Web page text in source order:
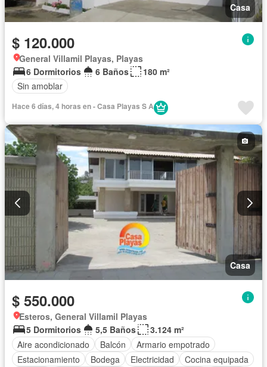
Casa
$ 120.000
General Villamil Playas, Playas
6 Dormitorios
6 Baños
180 m²
Sin amoblar
Hace 6 días, 4 horas en - Casa Playas S A
Casa
$ 550.000
Esteros, General Villamil Playas
5 Dormitorios
5,5 Baños
3.124 m²
Aire acondicionado
Balcón
Armario empotrado
Estacionamiento
Bodega Electricidad
Cocina equipada